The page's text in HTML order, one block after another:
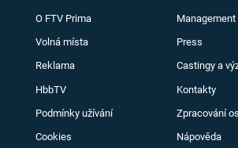
O FTV Prima Management
Volná místa Press
Reklama Castingy a
HbbTV Kontakty
Podmínky užívání Zpracování
Cookies Nápověda